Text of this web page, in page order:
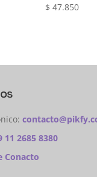
$ 47.850
11 2685 8380
Conacto